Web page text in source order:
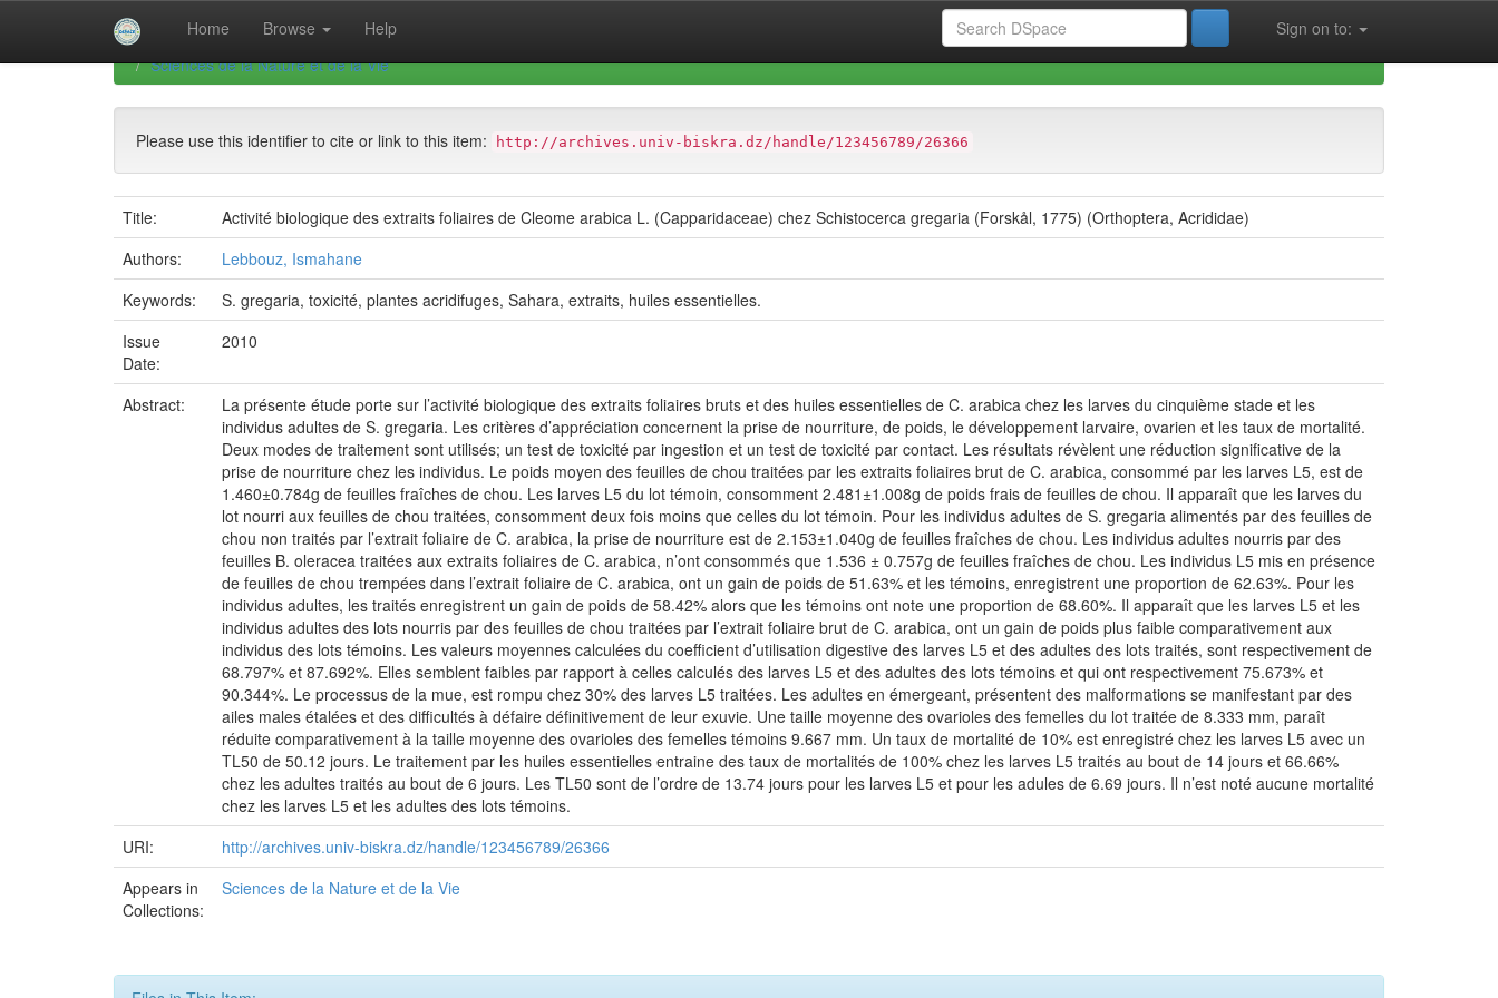
Home Browse Help Sign on to:
University of Biskra Repository Thèses de Doctorat
Faculté des Sciences Exactes et des Sciences de la Nature et de la Vie (FSESNV)
Sciences de la Nature et de la Vie
Please use this identifier to cite or link to this item: http://archives.univ-biskra.dz/handle/123456789/26366
Title:
Activité biologique des extraits foliaires de Cleome arabica L. (Capparidaceae) chez Schistocerca gregaria (Forskål, 1775) (Orthoptera, Acrididae)
Authors:
Lebbouz, Ismahane
Keywords:
S. gregaria, toxicité, plantes acridifuges, Sahara, extraits, huiles essentielles.
Issue
Date:
2010
Abstract:
La présente étude porte sur l’activité biologique des extraits foliaires bruts et des huiles essentielles de C. arabica chez les larves du cinquième stade et les
individus adultes de S. gregaria. Les critères d’appréciation concernent la prise de nourriture, de poids, le développement larvaire, ovarien et les taux de mortalité.
Deux modes de traitement sont utilisés; un test de toxicité par ingestion et un test de toxicité par contact. Les résultats révèlent une réduction significative de la
prise de nourriture chez les individus. Le poids moyen des feuilles de chou traitées par les extraits foliaires brut de C. arabica, consommé par les larves L5, est de
1.460±0.784g de feuilles fraîches de chou. Les larves L5 du lot témoin, consomment 2.481±1.008g de poids frais de feuilles de chou. Il apparaît que les larves du
lot nourri aux feuilles de chou traitées, consomment deux fois moins que celles du lot témoin. Pour les individus adultes de S. gregaria alimentés par des feuilles de
chou non traités par l’extrait foliaire de C. arabica, la prise de nourriture est de 2.153±1.040g de feuilles fraîches de chou. Les individus adultes nourris par des
feuilles B. oleracea traitées aux extraits foliaires de C. arabica, n’ont consommés que 1.536 ± 0.757g de feuilles fraîches de chou. Les individus L5 mis en présence
de feuilles de chou trempées dans l’extrait foliaire de C. arabica, ont un gain de poids de 51.63% et les témoins, enregistrent une proportion de 62.63%. Pour les
individus adultes, les traités enregistrent un gain de poids de 58.42% alors que les témoins ont note une proportion de 68.60%. Il apparaît que les larves L5 et les
individus adultes des lots nourris par des feuilles de chou traitées par l’extrait foliaire brut de C. arabica, ont un gain de poids plus faible comparativement aux
individus des lots témoins. Les valeurs moyennes calculées du coefficient d’utilisation digestive des larves L5 et des adultes des lots traités, sont respectivement de
68.797% et 87.692%. Elles semblent faibles par rapport à celles calculés des larves L5 et des adultes des lots témoins et qui ont respectivement 75.673% et
90.344%. Le processus de la mue, est rompu chez 30% des larves L5 traitées. Les adultes en émergeant, présentent des malformations se manifestant par des
ailes males étalées et des difficultés à défaire définitivement de leur exuvie. Une taille moyenne des ovarioles des femelles du lot traitée de 8.333 mm, paraît
réduite comparativement à la taille moyenne des ovarioles des femelles témoins 9.667 mm. Un taux de mortalité de 10% est enregistré chez les larves L5 avec un
TL50 de 50.12 jours. Le traitement par les huiles essentielles entraine des taux de mortalités de 100% chez les larves L5 traités au bout de 14 jours et 66.66%
chez les adultes traités au bout de 6 jours. Les TL50 sont de l’ordre de 13.74 jours pour les larves L5 et pour les adules de 6.69 jours. Il n’est noté aucune mortalité
chez les larves L5 et les adultes des lots témoins.
URI:
http://archives.univ-biskra.dz/handle/123456789/26366
Appears in
Collections:
Sciences de la Nature et de la Vie